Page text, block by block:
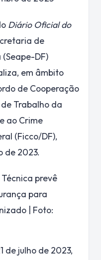
Diário Oficial do
de
DF)
em âmbito
de Cooperação
Trabalho da
ao Crime
(Ficco/DF),
de 2023.
prevê
para
| Foto:
de julho de 2023,